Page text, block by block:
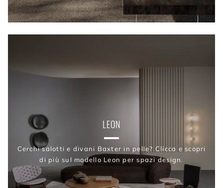
LEON
Cerchi salotti e divani Baxter in pelle? Clicca e scopri
di più sul modello Leon per spazi design.